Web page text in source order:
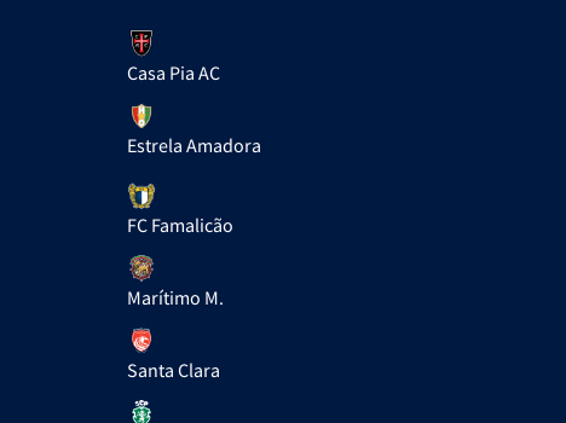
Casa Pia AC
Estrela Amadora
FC Famalicão
Marítimo M.
Santa Clara